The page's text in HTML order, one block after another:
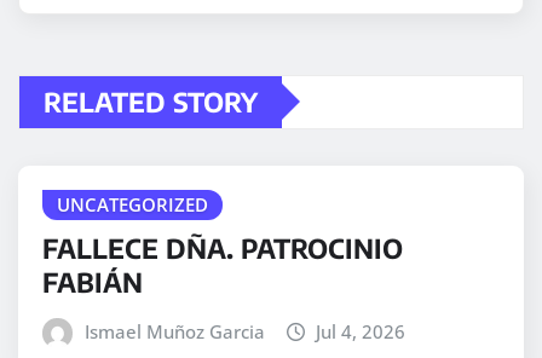
RELATED STORY
UNCATEGORIZED
FALLECE DÑA. PATROCINIO
FABIÁN
Ismael Muñoz Garcia Jul 4, 2026